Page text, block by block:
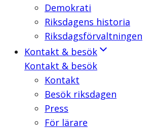
Demokrati
Riksdagens historia
Riksdagsförvaltningen
Kontakt & besök
Kontakt & besök
Kontakt
Besök riksdagen
Press
För lärare